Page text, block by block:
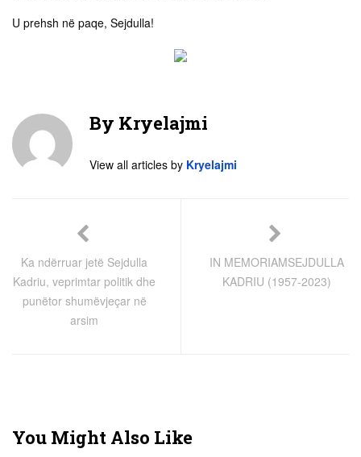
U prehsh në paqe, Sejdulla!
By Kryelajmi
View all articles by Kryelajmi
Ka ndërruar jetë Sejdulla
Kadriu, veprimtar politik dhe
punëtor shumëvjeçar në
arsim
IN MEMORIAMSEJDULLA
KADRIU (1957-2023)
You Might Also Like